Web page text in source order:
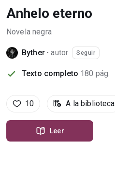
Anhelo eterno
Novela negra
Byther·autor Seguir
Texto completo 180 pág.
10 A la biblioteca
Leer